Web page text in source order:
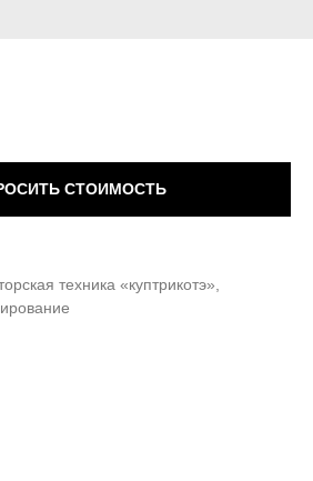
СТОИМОСТЬ
техника «куптрикотэ»,